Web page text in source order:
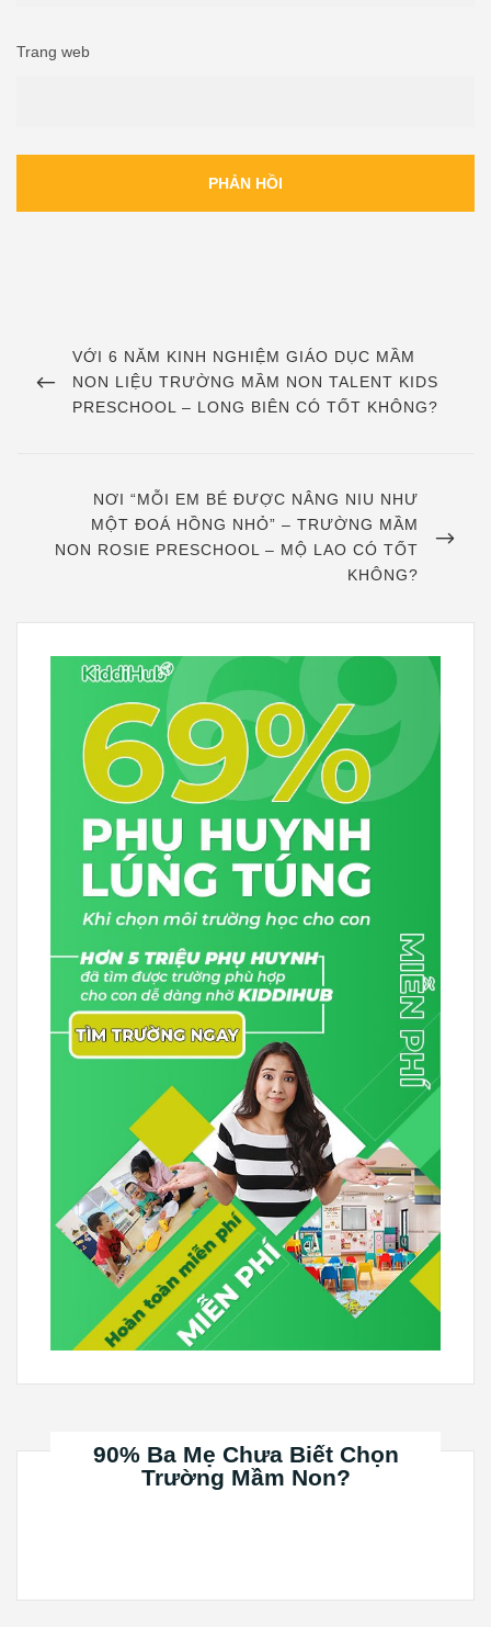
Trang web
hướng
bài
PREVIOUS
POST
VỚI 6 NĂM KINH NGHIỆM GIÁO DỤC MẦM
NON LIỆU TRƯỜNG MẦM NON TALENT KIDS
PRESCHOOL – LONG BIÊN CÓ TỐT KHÔNG?
NEXT
POST
NƠI “MỖI EM BÉ ĐƯỢC NÂNG NIU NHƯ
MỘT ĐOÁ HỒNG NHỎ” – TRƯỜNG MẦM
NON ROSIE PRESCHOOL – MỘ LAO CÓ TỐT
KHÔNG?
90% Ba Mẹ Chưa Biết Chọn
Trường Mầm Non?